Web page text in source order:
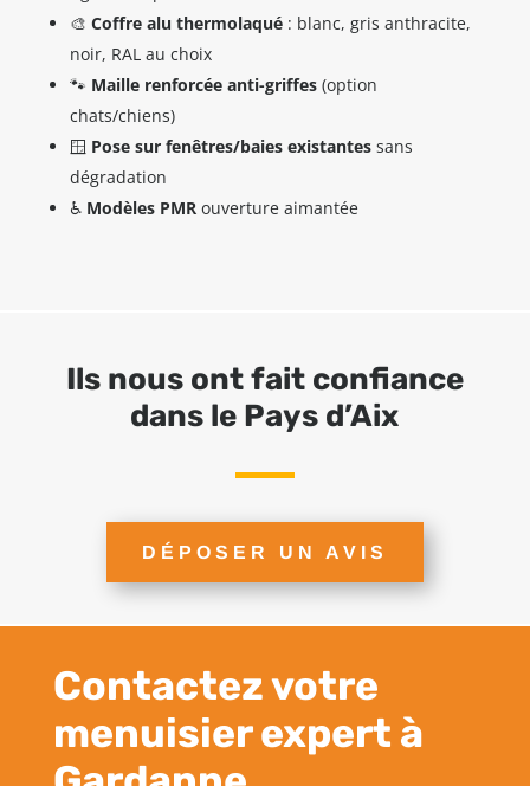
🎨 Coffre alu thermolaqué: blanc, gris anthracite,
noir, RAL au choix
🐾 Maille renforcée anti-griffes(option
chats/chiens)
🪟 Pose sur fenêtres/baies existantessans
dégradation
♿ Modèles PMRouverture aimantée
Ils nous ont fait confiance
dans le Pays d’Aix
DÉPOSER UN AVIS
Contactez votre
menuisier expert à